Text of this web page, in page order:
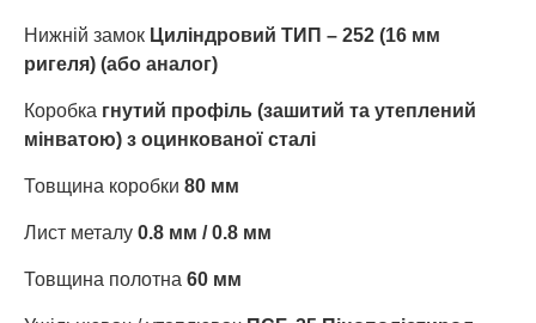
Нижній замок Циліндровий ТИП – 252 (16 мм
ригеля) (або аналог)
Коробка гнутий профіль (зашитий та утеплений
мінватою) з оцинкованої сталі
Товщина коробки 80 мм
Лист металу 0.8 мм / 0.8 мм
Товщина полотна 60 мм